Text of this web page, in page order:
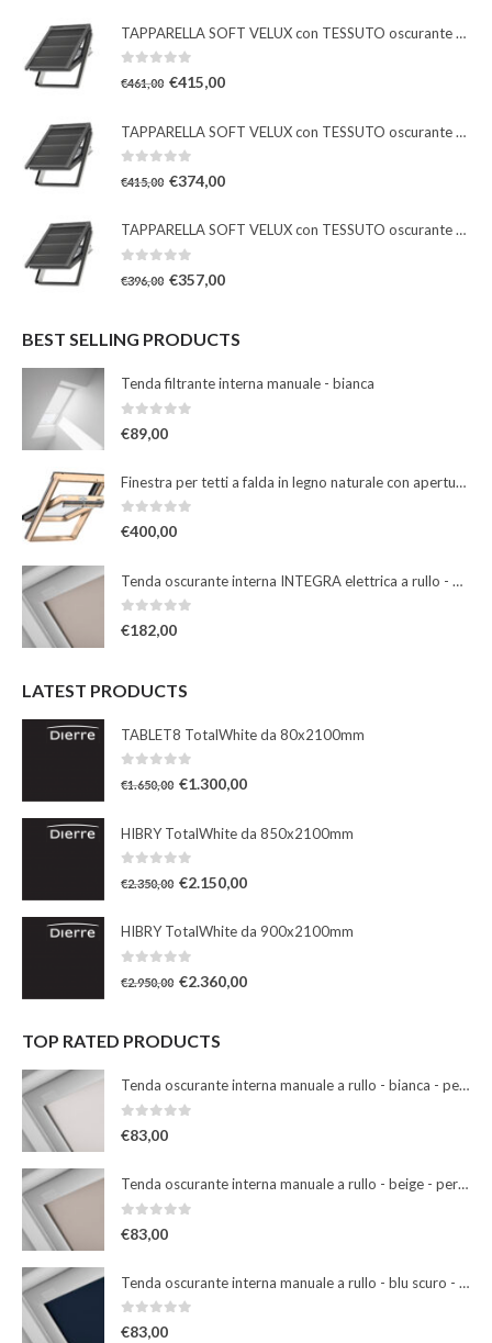
TAPPARELLA SOFT VELUX con TESSUTO oscurante solare
€461,00 €415,00
TAPPARELLA SOFT VELUX con TESSUTO oscurante solare
€415,00 €374,00
TAPPARELLA SOFT VELUX con TESSUTO oscurante solare
€396,00 €357,00
BEST SELLING PRODUCTS
Tenda filtrante interna manuale - bianca
€89,00
Finestra per tetti a falda in legno naturale con apertura a bilico manuale
0Su 5
€400,00
Tenda oscurante interna INTEGRA elettrica a rullo - beige
0Su 5
€182,00
LATEST PRODUCTS
TABLET8 TotalWhite da 80x2100mm
€1.650,00 €1.300,00
HIBRY TotalWhite da 850x2100mm
€2.350,00 €2.150,00
HIBRY TotalWhite da 900x2100mm
€2.950,00 €2.360,00
TOP RATED PRODUCTS
Tenda oscurante interna manuale a rullo - bianca - per finestre misura 102
€83,00
Tenda oscurante interna manuale a rullo - beige - per finestre misura 102
€83,00
Tenda oscurante interna manuale a rullo - blu scuro - per finestre misura 102
0Su 5
€83,00